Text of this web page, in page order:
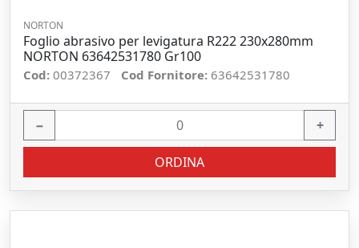
NORTON
Foglio abrasivo per levigatura R222 230x280mm
NORTON 63642531780 Gr100
Cod: 00372367 Cod Fornitore: 63642531780
− +
ORDINA